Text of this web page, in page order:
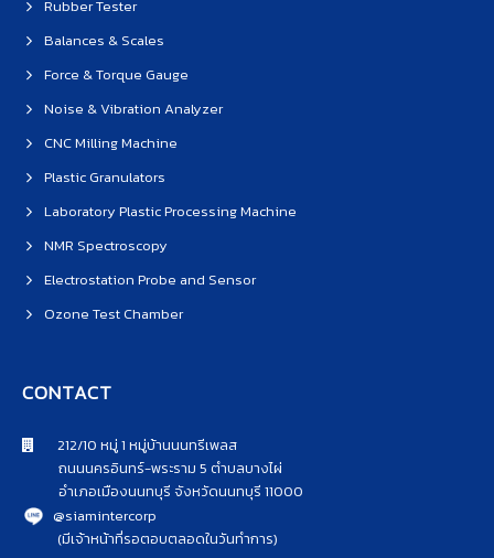
Rubber Tester
Balances & Scales
Force & Torque Gauge
Noise & Vibration Analyzer
CNC Milling Machine
Plastic Granulators
Laboratory Plastic Processing Machine
NMR Spectroscopy
Electrostation Probe and Sensor
Ozone Test Chamber
CONTACT
212/10 หมู่ 1 หมู่บ้านนนทรีเพลส
ถนนนครอินทร์-พระราม 5 ตำบลบางไผ่
อำเภอเมืองนนทบุรี จังหวัดนนทบุรี 11000
@siamintercorp
(มีเจ้าหน้าที่รอตอบตลอดในวันทำการ)